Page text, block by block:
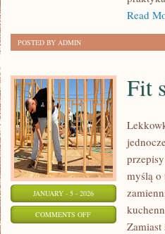
Read
POSTED BY ADMIN
JANUARY - 5 - 2026
COMMENTS OFFON
Fit
myślą o